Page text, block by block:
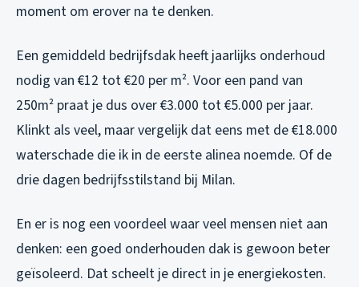
moment om erover na te denken.
Een gemiddeld bedrijfsdak heeft jaarlijks onderhoud
nodig van €12 tot €20 per m². Voor een pand van
250m² praat je dus over €3.000 tot €5.000 per jaar.
Klinkt als veel, maar vergelijk dat eens met de €18.000
waterschade die ik in de eerste alinea noemde. Of de
drie dagen bedrijfsstilstand bij Milan.
En er is nog een voordeel waar veel mensen niet aan
denken: een goed onderhouden dak is gewoon beter
geïsoleerd. Dat scheelt je direct in je energiekosten.